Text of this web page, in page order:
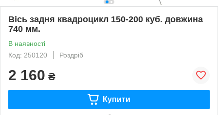
Вісь задня квадроцикл 150-200 куб. довжина
740 мм.
В наявності
Код: 250120
Роздріб
2 160 ₴
Купити